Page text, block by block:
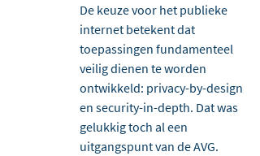
De keuze voor het publieke
internet betekent dat
toepassingen fundamenteel
veilig dienen te worden
ontwikkeld: privacy-by-design
en security-in-depth. Dat was
gelukkig toch al een
uitgangspunt van de AVG.